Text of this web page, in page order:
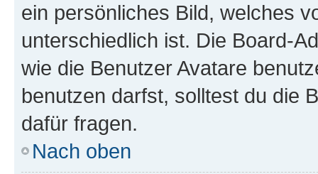
ein persönliches Bild, welches
unterschiedlich ist. Die Board-
wie die Benutzer Avatare
benutzen darfst, solltest du die
dafür fragen.
Nach oben